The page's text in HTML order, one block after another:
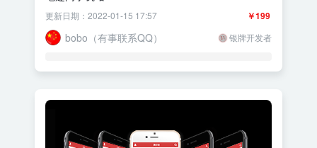
￥199
更新日期：2022-01-15 17:57
bobo（有事联系QQ） 银牌开发者